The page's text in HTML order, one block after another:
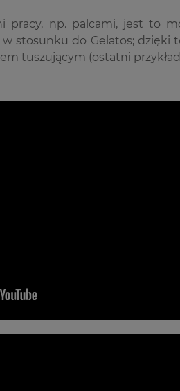
pracy, np. palcami, jest to
stosunku do Gelatos; dzięki
tuszującym (ostatni